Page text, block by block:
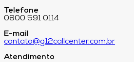
Telefone
0800 591 0114
E-mail
contato@g12callcenter.com.br
Atendimento